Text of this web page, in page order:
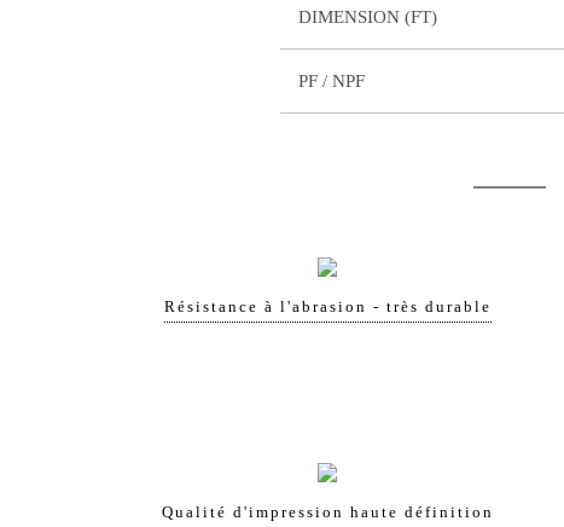
DIMENSION (FT)
PF / NPF
Résistance à l'abrasion - très durable
Qualité d'impression haute définition